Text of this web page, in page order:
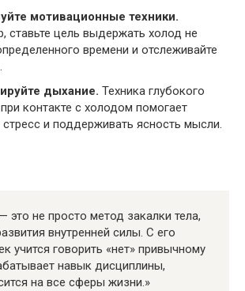
мотивационные техники.
ставьте цель выдержать холод не
времени и отслеживайте
дыхание. Техника глубокого
контакте с холодом помогает
стресс и поддерживать ясность мысли.
не просто метод закалки тела,
внутренней силы. С его
учится говорить «нет» привычному
навык дисциплины,
на все сферы жизни.»